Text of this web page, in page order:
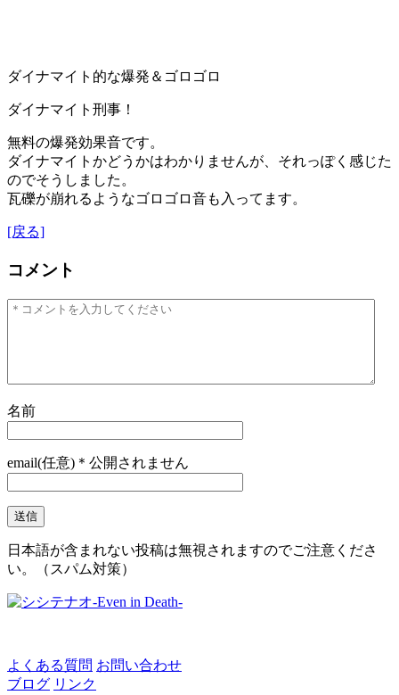
ダイナマイト的な爆発＆ゴロゴロ
ダイナマイト刑事！
無料の爆発効果音です。
ダイナマイトかどうかはわかりませんが、それっぽく感じた
のでそうしました。
瓦礫が崩れるようなゴロゴロ音も入ってます。
[戻る]
コメント
名前
email(任意)＊公開されません
日本語が含まれない投稿は無視されますのでご注意くださ
い。（スパム対策）
よくある質問 お問い合わせ
ブログ リンク